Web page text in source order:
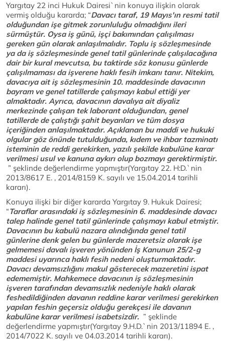
Yargıtay 22 inci Hukuk Dairesi`nin konuya ilişkin olarak
vermiş olduğu kararda; “Davacı taraf, 19 Mayıs'ın resmi tatil
olduğundan işe gitmek zorunluluğu olmadığını ileri
sürmüştür. Oysa iş günü, işçi bakımından çalışılması
gereken gün olarak anlaşılmalıdır. Toplu iş sözleşmesinde
ya da iş sözleşmesinde genel tatil günlerinde çalışılacağına
dair bir kural mevcutsa, bu taktirde söz konusu günlerde
çalışılmaması da işverene haklı fesih imkanı tanır. Nitekim,
davacıya ait iş sözleşmesinin 10. maddesinde davacının
bayram ve genel tatillerde çalışmayı kabul ettiği yer
almaktadır. Ayrıca, davacının davalıya ait diyaliz
merkezinde çalışan tek laborant olduğundan, genel
tatillerde de çalıştığı şahit beyanları ve tüm dosya
içeriğinden anlaşılmaktadır. Açıklanan bu maddi ve hukuki
olgular göz önünde tutulduğunda, kıdem ve ihbar tazminatı
isteminin de reddi gerekirken, yazılı şekilde kabulüne karar
verilmesi usul ve kanuna aykırı olup bozmayı gerektirmiştir.
” şeklinde değerlendirme yapmıştır(Yargıtay 22. H:D.`nin
2013/8617 E. , 2014/8159 K. sayılı ve 15.04.2014 tarihli
kararı).
Konuya ilişki bir diğer kararda Yargıtay 9. Hukuk Dairesi;
“Taraflar arasındaki iş sözleşmesinin 6. maddesinde davacı
talep halinde genel tatil günlerinde çalışmayı kabul etmiştir.
Davacının bu kabulü nazara alındığında genel tatil
günlerine denk gelen bu günlerde mazeretsiz olarak işe
gelmemesi davalı işveren yönünden İş Kanunun 25/2-g
maddesi uyarınca haklı fesih nedeni oluşturmaktadır.
Davacı devamsızlığını makul gösterecek mazeretini ispat
edememiştir. Mahkemece davacının iş sözleşmesinin
işveren tarafından devamsızlık nedeniyle haklı olarak
feshedildiğinden davanın reddine karar verilmesi gerekirken
yapılan feshin geçersiz olduğu gerekçesi ile davanın
kabulüne karar verilmesi isabetsizdir. ” şeklinde
değerlendirme yapmıştır(Yargıtay 9.H.D.`nin 2013/11894 E. ,
2014/7022 K. sayılı ve 04.03.2014 tarihli kararı).